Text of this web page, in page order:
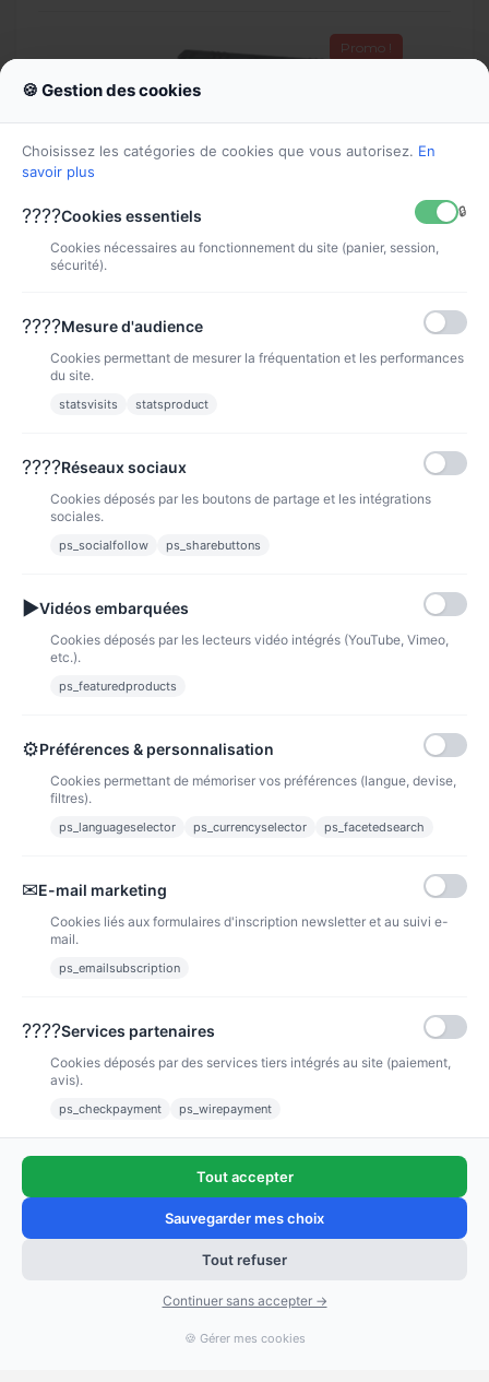
Promo !
349,90 €
Produit(s) 1 à 6 sur 6 produit(s)
NOTRE SOCIÉTÉ
🍪 Gestion des cookies
Choisissez les catégories de cookies que vous autorisez. En
savoir plus
????Cookies essentiels 🔒
Cookies nécessaires au fonctionnement du site (panier, session,
sécurité).
????Mesure d'audience
Cookies permettant de mesurer la fréquentation et les performances
du site.
statsvisits statsproduct
????Réseaux sociaux
Cookies déposés par les boutons de partage et les intégrations
sociales.
ps_socialfollow ps_sharebuttons
▶Vidéos embarquées
Cookies déposés par les lecteurs vidéo intégrés (YouTube, Vimeo,
etc.).
ps_featuredproducts
⚙Préférences & personnalisation
Cookies permettant de mémoriser vos préférences (langue, devise,
filtres).
ps_languageselector ps_currencyselector ps_facetedsearch
✉E-mail marketing
Cookies liés aux formulaires d'inscription newsletter et au suivi e-
mail.
ps_emailsubscription
????Services partenaires
Cookies déposés par des services tiers intégrés au site (paiement,
avis).
ps_checkpayment ps_wirepayment
Tout accepter
Sauvegarder mes choix
Tout refuser
Continuer sans accepter →
🍪 Gérer mes cookies